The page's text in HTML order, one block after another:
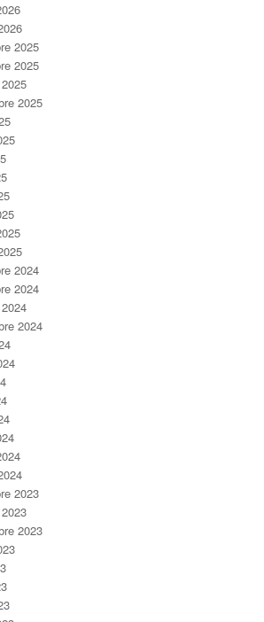
2025
2025
2025
2024
2024
2024
2023
2023